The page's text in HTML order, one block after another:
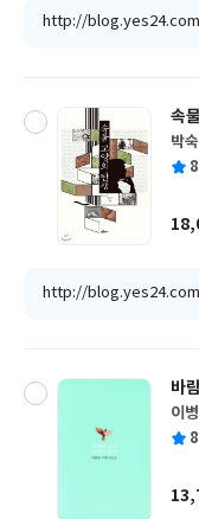
http://
속
글
쓴
박
출
사
평
가
http://
바
글
쓴
이
출
사
평
가